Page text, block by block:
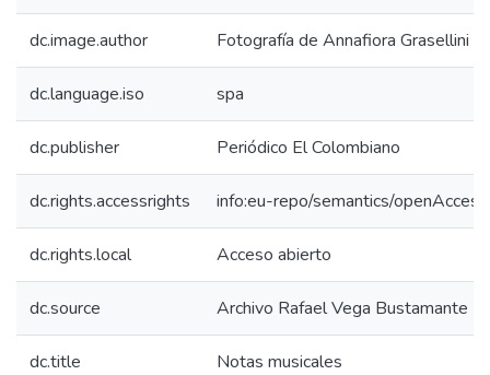
dc.image.author Fotografía de Annafiora Grasellini
dc.language.iso spa
dc.publisher Periódico El Colombiano
dc.rights.accessrights info:eu-repo/semantics/openAccess
dc.rights.local Acceso abierto
dc.source Archivo Rafael Vega Bustamante
dc.title Notas musicales